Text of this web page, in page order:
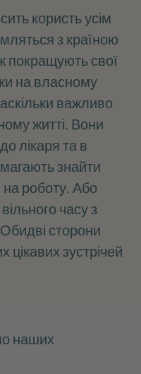
користь усім
з країною
покращують свої
на власному
важливо
житті. Вони
лікаря та в
знайти
роботу. Або
часу з
сторони
цікавих зустрічей
наших